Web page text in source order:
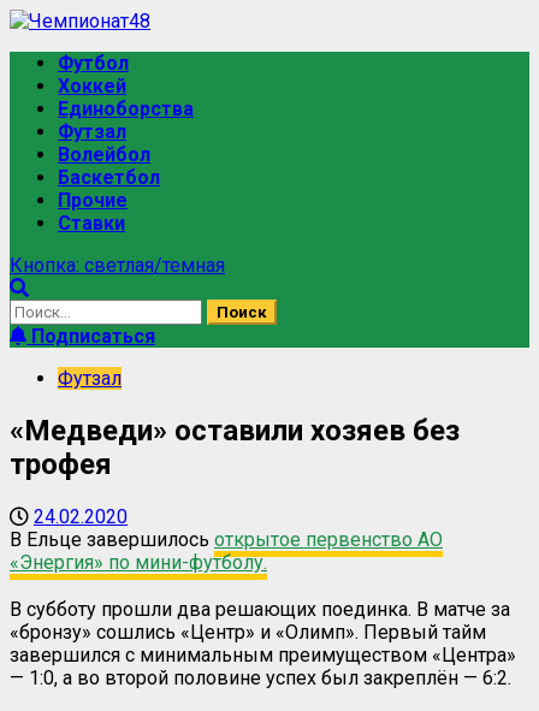
Футбол
Хоккей
Единоборства
Футзал
Волейбол
Баскетбол
Прочие
Ставки
Кнопка: светлая/темная
Подписаться
Футзал
«Медведи» оставили хозяев без
трофея
24.02.2020
В Ельце завершилось открытое первенство АО
«Энергия» по мини-футболу.
В субботу прошли два решающих поединка. В матче за
«бронзу» сошлись «Центр» и «Олимп». Первый тайм
завершился с минимальным преимуществом «Центра»
— 1:0, а во второй половине успех был закреплён — 6:2.